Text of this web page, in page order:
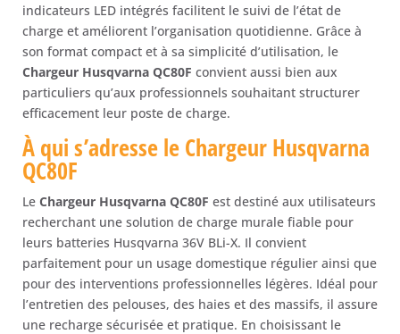
indicateurs LED intégrés facilitent le suivi de l’état de
charge et améliorent l’organisation quotidienne. Grâce à
son format compact et à sa simplicité d’utilisation, le
Chargeur Husqvarna QC80F convient aussi bien aux
particuliers qu’aux professionnels souhaitant structurer
efficacement leur poste de charge.
À qui s’adresse le Chargeur Husqvarna
QC80F
Le Chargeur Husqvarna QC80F est destiné aux utilisateurs
recherchant une solution de charge murale fiable pour
leurs batteries Husqvarna 36V BLi-X. Il convient
parfaitement pour un usage domestique régulier ainsi que
pour des interventions professionnelles légères. Idéal pour
l’entretien des pelouses, des haies et des massifs, il assure
une recharge sécurisée et pratique. En choisissant le